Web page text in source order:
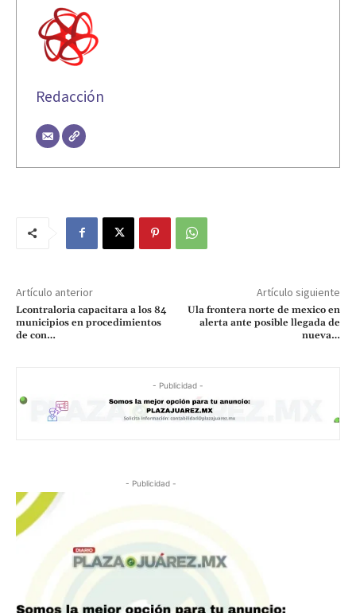
Redacción
Artículo anterior
Lcontraloria capacitara a los 84
municipios en procedimientos
de con…
Artículo siguiente
Ula frontera norte de mexico en
alerta ante posible llegada de
nueva…
- Publicidad -
- Publicidad -